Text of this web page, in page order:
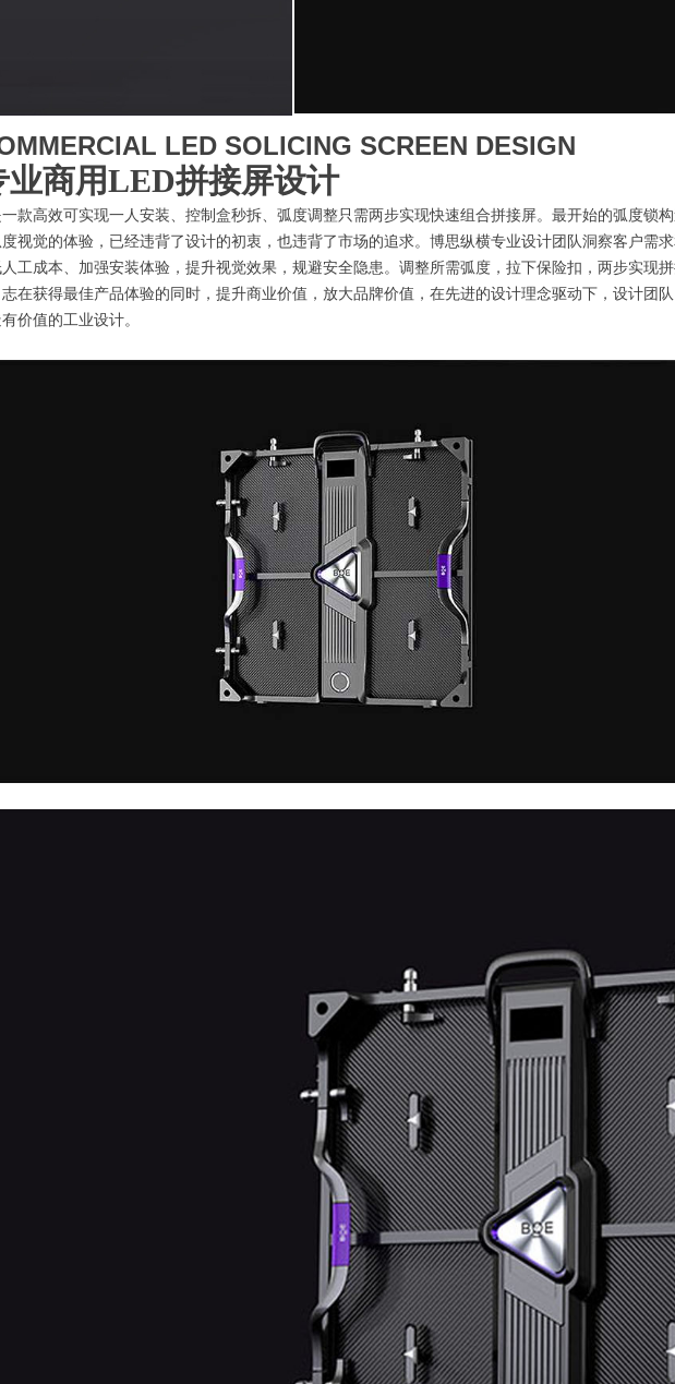
业商用LED拼接屏设计
款高效可实现一人安装、控制盒秒拆、弧度调整只需两步实现快速组合拼接屏。最开始的弧度
视觉的体验，已经违背了设计的初衷，也违背了市场的追求。博思纵横专业设计团队洞察客户
工成本、加强安装体验，提升视觉效果，规避安全隐患。调整所需弧度，拉下保险扣，两步实
在获得最佳产品体验的同时，提升商业价值，放大品牌价值，在先进的设计理念驱动下，设计
价值的工业设计。
LED SOLICING SCREEN DESIGN